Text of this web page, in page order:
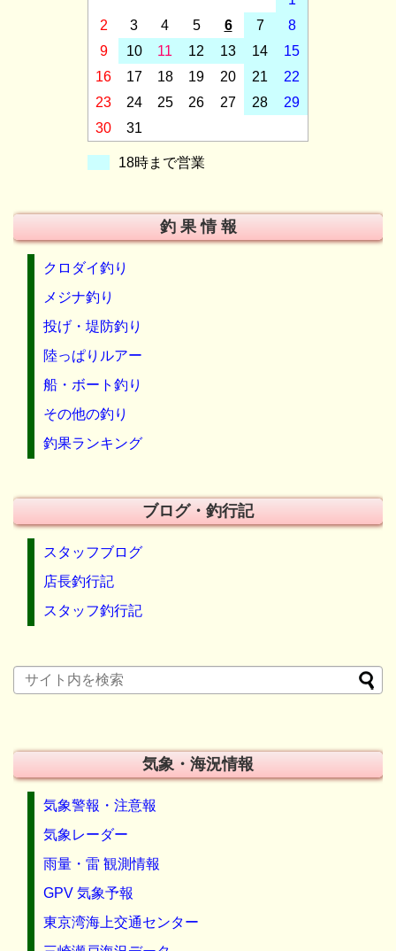
2
3 4 5 6 7
8
9
10 11 12 13 14
15
16
17 18 19 20 21
22
23
24 25 26 27 28
29
30
31
18時まで営業
釣 果 情 報
クロダイ釣り
メジナ釣り
投げ・堤防釣り
陸っぱりルアー
船・ボート釣り
その他の釣り
釣果ランキング
ブログ・釣行記
スタッフブログ
店長釣行記
スタッフ釣行記
気象・海況情報
気象警報・注意報
気象レーダー
雨量・雷 観測情報
GPV 気象予報
東京湾海上交通センター